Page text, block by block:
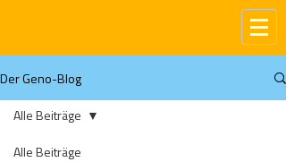
Der Geno-Blog
Alle Beiträge
Alle Beiträge